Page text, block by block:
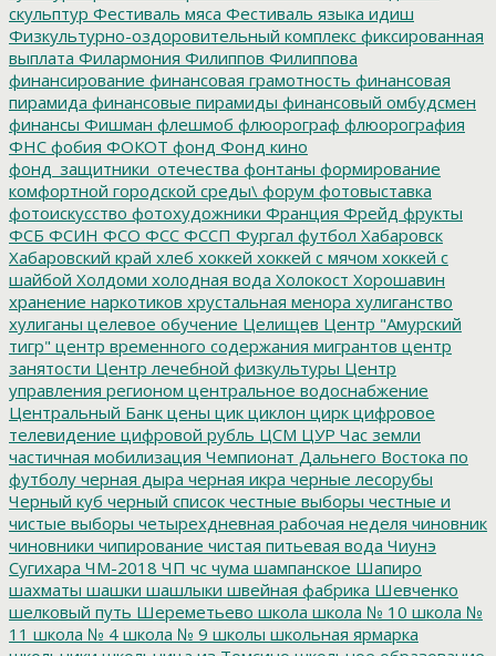
скульптур Фестиваль мяса Фестиваль языка идиш
Физкультурно-оздоровительный комплекс фиксированная
выплата Филармония Филиппов Филиппова
финансирование финансовая грамотность финансовая
пирамида финансовые пирамиды финансовый омбудсмен
финансы Фишман флешмоб флюорограф флюорография
ФНС фобия ФОКОТ фонд Фонд кино
фонд_защитники_отечества фонтаны формирование
комфортной городской среды\ форум фотовыставка
фотоискусство фотохудожники Франция Фрейд фрукты
ФСБ ФСИН ФСО ФСС ФССП Фургал футбол Хабаровск
Хабаровский край хлеб хоккей хоккей с мячом хоккей с
шайбой Холдоми холодная вода Холокост Хорошавин
хранение наркотиков хрустальная менора хулиганство
хулиганы целевое обучение Целищев Центр "Амурский
тигр" центр временного содержания мигрантов центр
занятости Центр лечебной физкультуры Центр
управления регионом центральное водоснабжение
Центральный Банк цены цик циклон цирк цифровое
телевидение цифровой рубль ЦСМ ЦУР Час земли
частичная мобилизация Чемпионат Дальнего Востока по
футболу черная дыра черная икра черные лесорубы
Черный куб черный список честные выборы честные и
чистые выборы четырехдневная рабочая неделя чиновник
чиновники чипирование чистая питьевая вода Чиунэ
Сугихара ЧМ-2018 ЧП чс чума шампанское Шапиро
шахматы шашки шашлыки швейная фабрика Шевченко
шелковый путь Шереметьево школа школа № 10 школа №
11 школа № 4 школа № 9 школы школьная ярмарка